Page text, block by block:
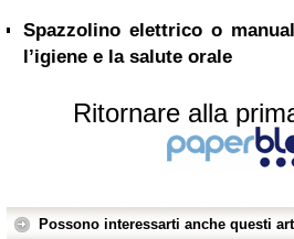
Spazzolino elettrico o
l’igiene e la salute orale
Ritornare alla
Possono interessarti anche questi